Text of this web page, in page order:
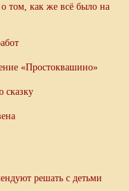
том, как же всё было на
«Простоквашино»
решать с детьми